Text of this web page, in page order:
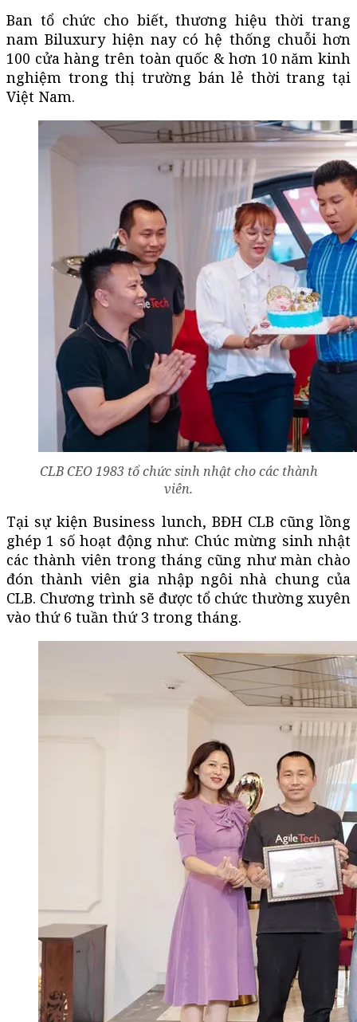
Ban tổ chức cho biết, thương hiệu thời trang
nam Biluxury hiện nay có hệ thống chuỗi hơn
100 cửa hàng trên toàn quốc & hơn 10 năm kinh
nghiệm trong thị trường bán lẻ thời trang tại
Việt Nam.
CLB CEO 1983 tổ chức sinh nhật cho các thành
viên.
Tại sự kiện Business lunch, BĐH CLB cũng lồng
ghép 1 số hoạt động như: Chúc mừng sinh nhật
các thành viên trong tháng cũng như màn chào
đón thành viên gia nhập ngôi nhà chung của
CLB. Chương trình sẽ được tổ chức thường xuyên
vào thứ 6 tuần thứ 3 trong tháng.